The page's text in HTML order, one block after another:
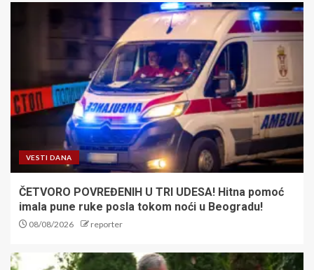
VESTI DANA
ČETVORO POVREĐENIH U TRI UDESA! Hitna pomoć
imala pune ruke posla tokom noći u Beogradu!
08/08/2026 reporter